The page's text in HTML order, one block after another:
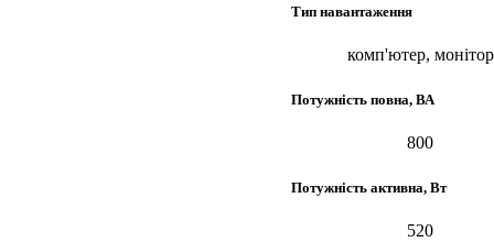
Тип навантаження
комп'ютер, монітор
Потужність повна, ВА
800
Потужність активна, Вт
520